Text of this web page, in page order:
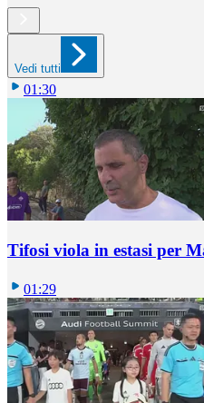
Vedi tutti
01:30
Tifosi viola in estasi per
01:29